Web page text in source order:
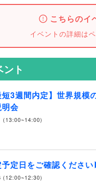
こちらのイ
イベントの詳細は
ト
短3週間内定】世界規
明会
(13:00~14:00)
予定日をご確認くださ
(12:00~12:30)